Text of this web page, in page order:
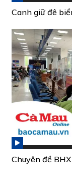
Canh giữ đê
Chuyên đề